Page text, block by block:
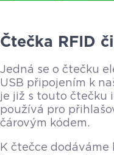
Čtečka RFID
Jedná se o čtečku
USB připojením k
je již s touto čtečku
používá pro
čárovým kódem.
K čtečce